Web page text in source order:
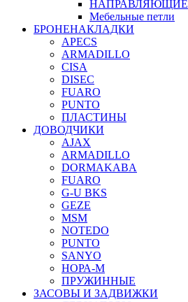
НАПРАВЛЯЮЩИЕ
Мебельные петли
БРОНЕНАКЛАДКИ
APECS
ARMADILLO
CISA
DISEC
FUARO
PUNTO
ПЛАСТИНЫ
ДОВОДЧИКИ
AJAX
ARMADILLO
DORMAKABA
FUARO
G-U BKS
GEZE
MSM
NOTEDO
PUNTO
SANYO
НОРА-М
ПРУЖИННЫЕ
ЗАСОВЫ И ЗАДВИЖКИ